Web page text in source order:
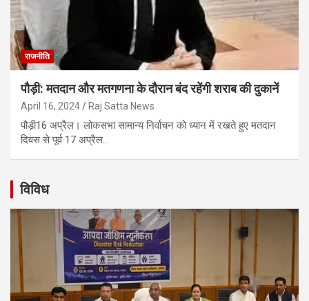
राजनीति
पौड़ी: मतदान और मतगणना के दौरान बंद रहेंगी शराब की दुकानें
April 16, 2024 Raj Satta News
पौड़ी16 अप्रैल। लोकसभा सामान्य निर्वाचन को ध्यान में रखते हुए मतदान
दिवस से पूर्व 17 अप्रैल…
विविध